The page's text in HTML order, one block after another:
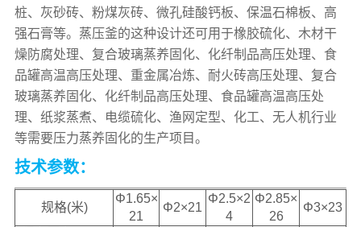
桩、灰砂砖、粉煤灰砖、微孔硅酸钙板、保温石棉板、高
强石膏等。蒸压釜的这种设计还可用于橡胶硫化、木材干
燥防腐处理、复合玻璃蒸养固化、化纤制品高压处理、食
品罐高温高压处理、重金属冶炼、耐火砖高压处理、复合
玻璃蒸养固化、化纤制品高压处理、食品罐高温高压处
理、纸浆蒸煮、电缆硫化、渔网定型、化工、无人机行业
等需要压力蒸养固化的生产项目。
技术参数：
规格(米)
Φ1.65×
21
Φ2×21
Φ2.5×2
4
Φ2.85×
26
Φ3×23